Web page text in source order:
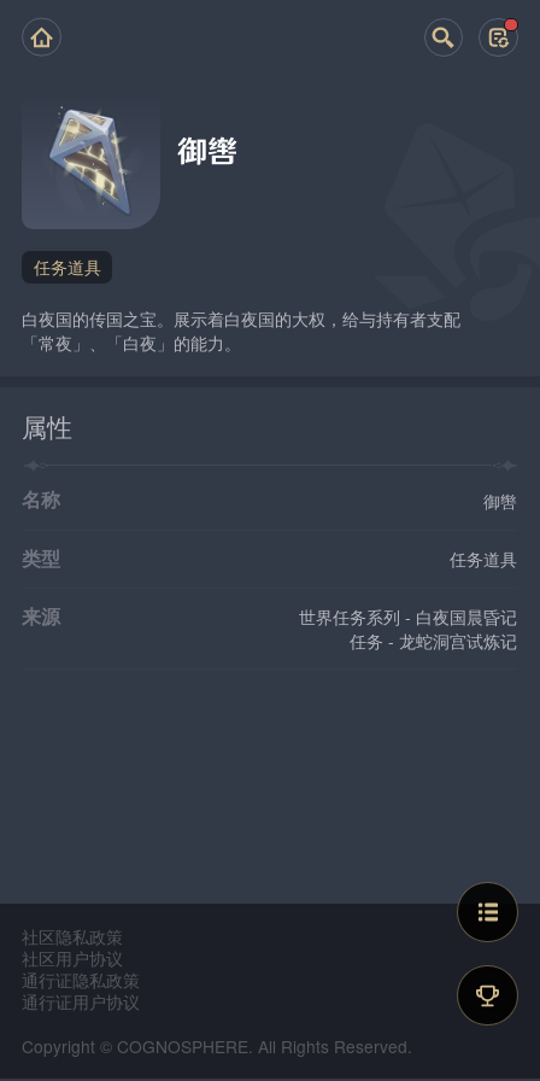
御辔
任务道具
白夜国的传国之宝。展示着白夜国的大权，给与持有者支配
「常夜」、「白夜」的能力。
属性
名称 御辔
类型 任务道具
来源
世界任务系列 - 白夜国晨昏记
任务 - 龙蛇洞宫试炼记
社区隐私政策
社区用户协议
通行证隐私政策
通行证用户协议
Copyright © COGNOSPHERE. All Rights Reserved.